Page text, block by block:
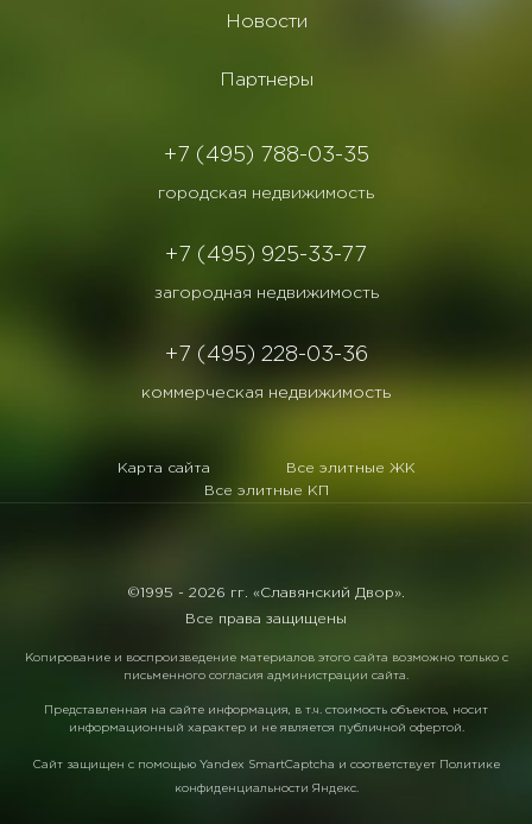
Новости
Партнеры
+7 (495) 788-03-35
городская недвижимость
+7 (495) 925-33-77
загородная недвижимость
+7 (495) 228-03-36
коммерческая недвижимость
Карта сайта
Все элитные ЖК
Все элитные КП
©1995 - 2026 гг. «Славянский Двор».
Все права защищены
Копирование и воспроизведение материалов этого сайта возможно только с
письменного согласия администрации сайта.
Представленная на сайте информация, в т.ч. стоимость объектов, носит
информационный характер и не является публичной офертой.
Сайт защищен с помощью Yandex SmartCaptcha и соответствует Политике
конфиденциальности Яндекс.